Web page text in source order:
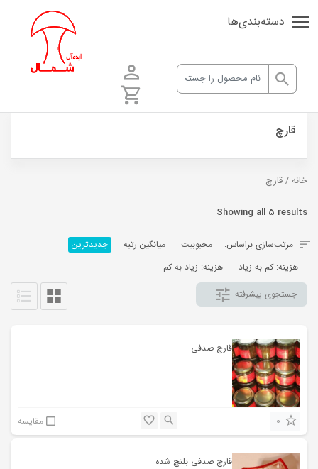
دسته‌بندی‌ها
قارچ
خانه/ قارچ
Showing all 5 results
مرتب‌سازی براساس: محبوبیت میانگین رتبه
جدیدترین
هزینه: کم به زیاد
هزینه: زیاد به کم
جستجوی پیشرفته
قارچ صدفی
0 مقایسه
قارچ صدفی بلنچ شده